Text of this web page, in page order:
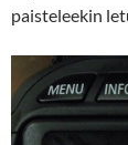
paisteleekin